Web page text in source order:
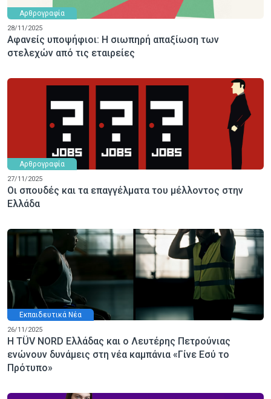
Αρθρογραφία
28/11/2025
Αφανείς υποψήφιοι: Η σιωπηρή απαξίωση των
στελεχών από τις εταιρείες
Αρθρογραφία
27/11/2025
Οι σπουδές και τα επαγγέλματα του μέλλοντος στην
Ελλάδα
Εκπαιδευτικά Νέα
26/11/2025
Η TÜV NORD Ελλάδας και ο Λευτέρης Πετρούνιας
ενώνουν δυνάμεις στη νέα καμπάνια «Γίνε Εσύ το
Πρότυπο»